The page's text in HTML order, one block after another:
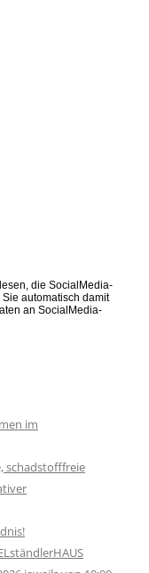
die SocialMedia-
automatisch damit
an SocialMedia-
im
schadstofffreie